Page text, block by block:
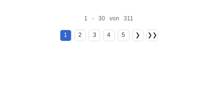
1 - 30 von 311
1 2 3 4 5 ❯ ❯❯